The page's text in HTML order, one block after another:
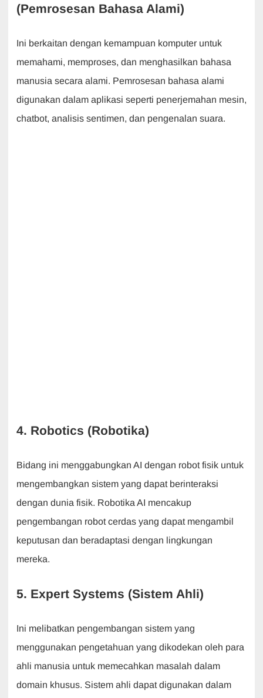
(Pemrosesan Bahasa Alami)
Ini berkaitan dengan kemampuan komputer untuk
memahami, memproses, dan menghasilkan bahasa
manusia secara alami. Pemrosesan bahasa alami
digunakan dalam aplikasi seperti penerjemahan mesin,
chatbot, analisis sentimen, dan pengenalan suara.
4. Robotics (Robotika)
Bidang ini menggabungkan AI dengan robot fisik untuk
mengembangkan sistem yang dapat berinteraksi
dengan dunia fisik. Robotika AI mencakup
pengembangan robot cerdas yang dapat mengambil
keputusan dan beradaptasi dengan lingkungan
mereka.
5. Expert Systems (Sistem Ahli)
Ini melibatkan pengembangan sistem yang
menggunakan pengetahuan yang dikodekan oleh para
ahli manusia untuk memecahkan masalah dalam
domain khusus. Sistem ahli dapat digunakan dalam